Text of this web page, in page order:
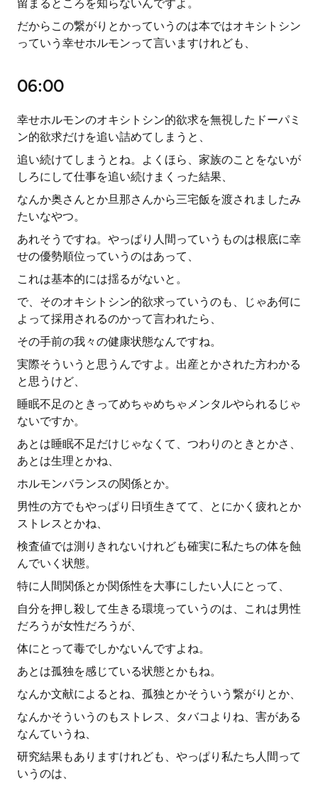
留まるところを知らないんですよ。
だからこの繋がりとかっていうのは本ではオキシトシン
っていう幸せホルモンって言いますけれども、
06:00
幸せホルモンのオキシトシン的欲求を無視したドーパミ
ン的欲求だけを追い詰めてしまうと、
追い続けてしまうとね。よくほら、家族のことをないが
しろにして仕事を追い続けまくった結果、
なんか奥さんとか旦那さんから三宅飯を渡されましたみ
たいなやつ。
あれそうですね。やっぱり人間っていうものは根底に幸
せの優勢順位っていうのはあって、
これは基本的には揺るがないと。
で、そのオキシトシン的欲求っていうのも、じゃあ何に
よって採用されるのかって言われたら、
その手前の我々の健康状態なんですね。
実際そういうと思うんですよ。出産とかされた方わかる
と思うけど、
睡眠不足のときってめちゃめちゃメンタルやられるじゃ
ないですか。
あとは睡眠不足だけじゃなくて、つわりのときとかさ、
あとは生理とかね、
ホルモンバランスの関係とか。
男性の方でもやっぱり日頃生きてて、とにかく疲れとか
ストレスとかね、
検査値では測りきれないけれども確実に私たちの体を蝕
んでいく状態。
特に人間関係とか関係性を大事にしたい人にとって、
自分を押し殺して生きる環境っていうのは、これは男性
だろうが女性だろうが、
体にとって毒でしかないんですよね。
あとは孤独を感じている状態とかもね。
なんか文献によるとね、孤独とかそういう繋がりとか、
なんかそういうのもストレス、タバコよりね、害がある
なんていうね、
研究結果もありますけれども、やっぱり私たち人間って
いうのは、